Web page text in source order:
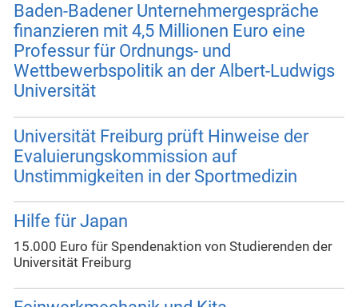
Baden-Badener Unternehmergespräche
finanzieren mit 4,5 Millionen Euro eine
Professur für Ordnungs- und
Wettbewerbspolitik an der Albert-Ludwigs
Universität
Universität Freiburg prüft Hinweise der
Evaluierungskommission auf
Unstimmigkeiten in der Sportmedizin
Hilfe für Japan
15.000 Euro für Spendenaktion von Studierenden der
Universität Freiburg